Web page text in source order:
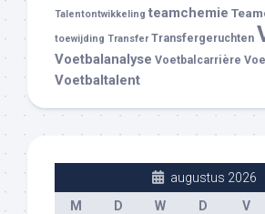
Talentontwikkeling teamchemie
toewijding Transfer Transfergeruchten
Voetbalanalyse Voetbalcarrière
Voetbaltalent
augustus 2026
M
D W D V